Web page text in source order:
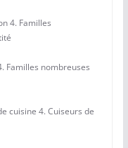
4. Familles
Familles nombreuses
cuisine 4. Cuiseurs de